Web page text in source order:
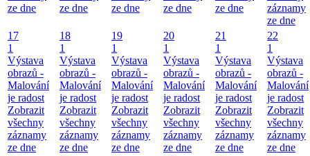
ze dne
ze dne
ze dne
ze dne
ze dne
záznamy
ze dne
17
1
Výstava
obrazů -
Malování
je radost
Zobrazit
všechny
záznamy
ze dne
18
1
Výstava
obrazů -
Malování
je radost
Zobrazit
všechny
záznamy
ze dne
19
1
Výstava
obrazů -
Malování
je radost
Zobrazit
všechny
záznamy
ze dne
20
1
Výstava
obrazů -
Malování
je radost
Zobrazit
všechny
záznamy
ze dne
21
1
Výstava
obrazů -
Malování
je radost
Zobrazit
všechny
záznamy
ze dne
22
1
Výstava
obrazů -
Malování
je radost
Zobrazit
všechny
záznamy
ze dne